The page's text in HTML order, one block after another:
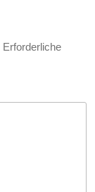
Drei
Erforderliche